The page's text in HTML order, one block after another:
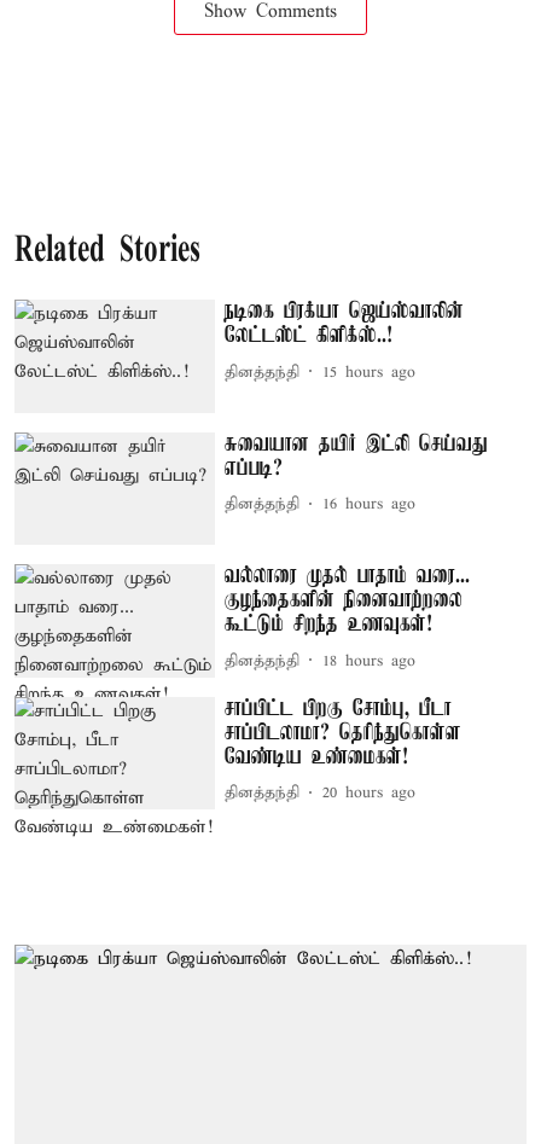
Show Comments
Related Stories
நடிகை பிரக்யா ஜெய்ஸ்வாலின்
லேட்டஸ்ட் கிளிக்ஸ்..!
தினத்தந்தி 15 hours ago
சுவையான தயிர் இட்லி செய்வது
எப்படி?
தினத்தந்தி 16 hours ago
வல்லாரை முதல் பாதாம் வரை...
குழந்தைகளின் நினைவாற்றலை
கூட்டும் சிறந்த உணவுகள்!
தினத்தந்தி 18 hours ago
சாப்பிட்ட பிறகு சோம்பு, பீடா
சாப்பிடலாமா? தெரிந்துகொள்ள
வேண்டிய உண்மைகள்!
தினத்தந்தி 20 hours ago